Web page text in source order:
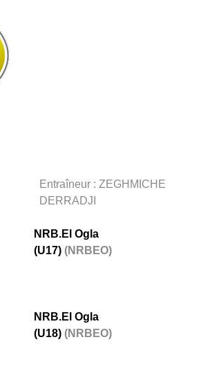
Entraîneur : ZEGHMICHE
DERRADJI
NRB.El Ogla
(U17) (NRBEO)
NRB.El Ogla
(U18) (NRBEO)